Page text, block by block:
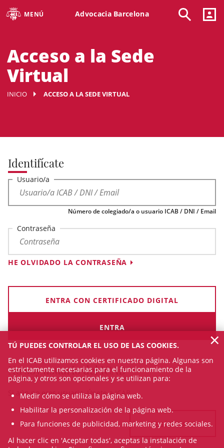
MENÚ Advocacia Barcelona
Acceso a la Sede
Virtual
INICIO ACCESO A LA SEDE VIRTUAL
Identifícate
Usuario/a
Número de colegiado/a o usuario ICAB / DNI / Email
Contraseña
HE OLVIDADO LA CONTRASEÑA
ENTRA CON CERTIFICADO DIGITAL
No soy usuario del ICAB
Si aún no eres usuario, Únete a ICAB
REGÍSTRATE
TÚ PUEDES CONTROLAR EL USO DE LAS COOKIES.
En el ICAB utilizamos cookies en nuestra página. Algunas son
estrictamente necesarias para el funcionamiento de la
página, y otros son opcionales y se utilizan para:
Medir cómo se utiliza la página web.
Habilitar la personalización de la página web.
Para funciones de publicidad, marketing y redes sociales.
Al hacer clic en 'Aceptar todas', aceptas la instalación de
×